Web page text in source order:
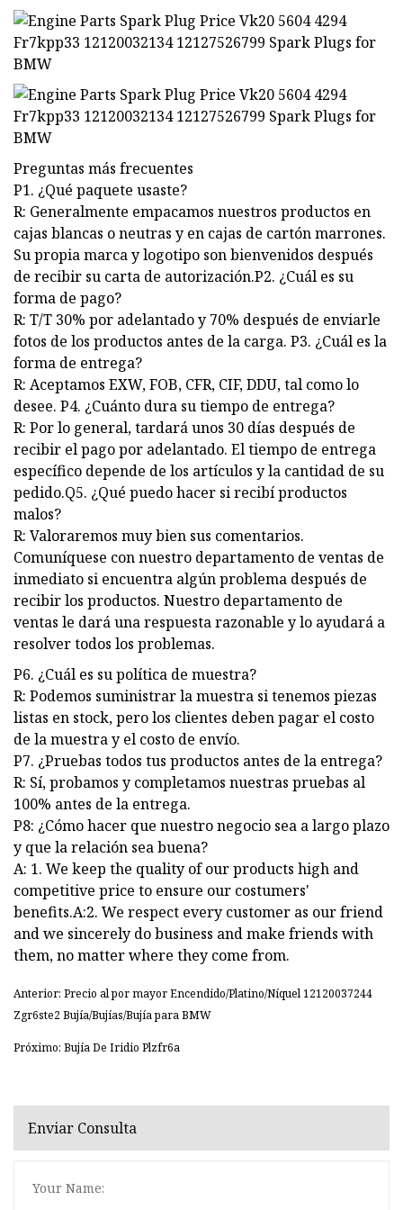
Preguntas más frecuentes
P1. ¿Qué paquete usaste?
R: Generalmente empacamos nuestros productos en
cajas blancas o neutras y en cajas de cartón marrones.
Su propia marca y logotipo son bienvenidos después
de recibir su carta de autorización.P2. ¿Cuál es su
forma de pago?
R: T/T 30% por adelantado y 70% después de enviarle
fotos de los productos antes de la carga. P3. ¿Cuál es la
forma de entrega?
R: Aceptamos EXW, FOB, CFR, CIF, DDU, tal como lo
desee. P4. ¿Cuánto dura su tiempo de entrega?
R: Por lo general, tardará unos 30 días después de
recibir el pago por adelantado. El tiempo de entrega
específico depende de los artículos y la cantidad de su
pedido.Q5. ¿Qué puedo hacer si recibí productos
malos?
R: Valoraremos muy bien sus comentarios.
Comuníquese con nuestro departamento de ventas de
inmediato si encuentra algún problema después de
recibir los productos. Nuestro departamento de
ventas le dará una respuesta razonable y lo ayudará a
resolver todos los problemas.
P6. ¿Cuál es su política de muestra?
R: Podemos suministrar la muestra si tenemos piezas
listas en stock, pero los clientes deben pagar el costo
de la muestra y el costo de envío.
P7. ¿Pruebas todos tus productos antes de la entrega?
R: Sí, probamos y completamos nuestras pruebas al
100% antes de la entrega.
P8: ¿Cómo hacer que nuestro negocio sea a largo plazo
y que la relación sea buena?
A: 1. We keep the quality of our products high and
competitive price to ensure our costumers'
benefits.A:2. We respect every customer as our friend
and we sincerely do business and make friends with
them, no matter where they come from.
Anterior: Precio al por mayor Encendido/Platino/Níquel 12120037244
Zgr6ste2 Bujía/Bujías/Bujía para BMW
Próximo: Bujía De Iridio Plzfr6a
Enviar Consulta